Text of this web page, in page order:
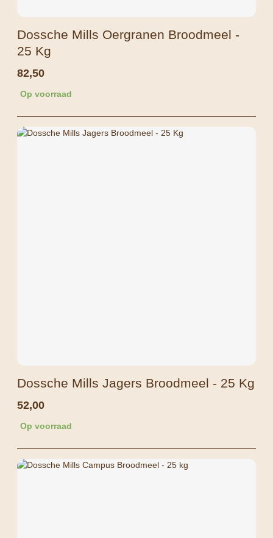
Dossche Mills Oergranen Broodmeel -
25 Kg
82,50
Op voorraad
Dossche Mills Jagers Broodmeel - 25 Kg
52,00
Op voorraad